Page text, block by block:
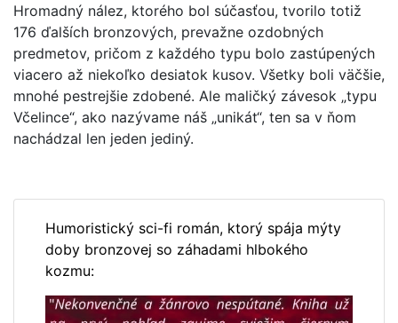
Hromadný nález, ktorého bol súčasťou, tvorilo totiž
176 ďalších bronzových, prevažne ozdobných
predmetov, pričom z každého typu bolo zastúpených
viacero až niekoľko desiatok kusov. Všetky boli väčšie,
mnohé pestrejšie zdobené. Ale maličký závesok „typu
Včelince“, ako nazývame náš „unikát“, ten sa v ňom
nachádzal len jeden jediný.
Humoristický sci-fi román, ktorý spája mýty
doby bronzovej so záhadami hlbokého
kozmu: